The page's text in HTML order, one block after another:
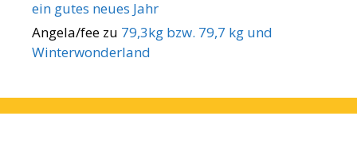
ein gutes neues Jahr
Angela/fee zu 79,3kg bzw. 79,7 kg und
Winterwonderland